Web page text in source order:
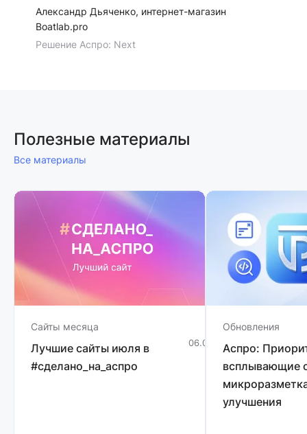
под килем!»
Александр Дьяченко, интернет-магазин
Boatlab.pro
Решение Аспро: Next
Полезные материалы
Все материалы
Сайты месяца
Лучшие сайты июля в
#сделано_на_аспро
06.08.2026 1 мин
Обновления
Аспро:
всплывающие
улучшения